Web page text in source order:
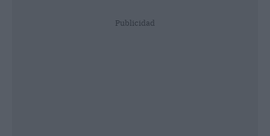
Publicidad